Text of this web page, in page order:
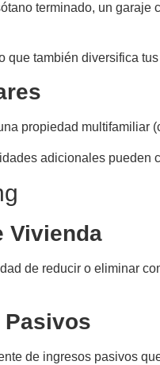
terminado, un
que también diversifica
propiedad
adicionales pueden
Vivienda
de reducir o eliminar
Pasivos
de ingresos pasivos